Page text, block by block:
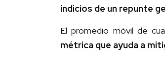
indicios de un repunte
El promedio móvil de
métrica que ayuda a